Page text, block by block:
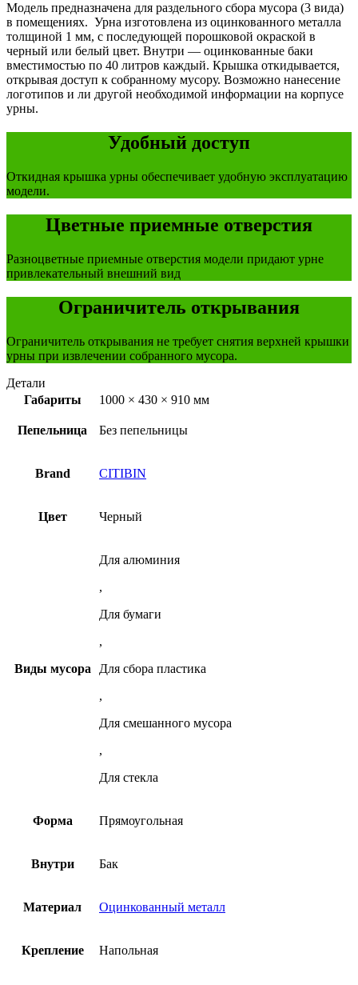
Модель предназначена для раздельного сбора мусора (3 вида)
в помещениях. Урна изготовлена из оцинкованного металла
толщиной 1 мм, с последующей порошковой окраской в
черный или белый цвет. Внутри — оцинкованные баки
вместимостью по 40 литров каждый. Крышка откидывается,
открывая доступ к собранному мусору. Возможно нанесение
логотипов и ли другой необходимой информации на корпусе
урны.
Удобный доступ
Откидная крышка урны обеспечивает удобную эксплуатацию
модели.
Цветные приемные отверстия
Разноцветные приемные отверстия модели придают урне
привлекательный внешний вид
Ограничитель открывания
Ограничитель открывания не требует снятия верхней крышки
урны при извлечении собранного мусора.
Детали
Габариты
1000 × 430 × 910 мм
Пепельница Без пепельницы
Brand CITIBIN
Цвет Черный
Виды мусора
Для алюминия
,
Для бумаги
,
Для сбора пластика
,
Для смешанного мусора
,
Для стекла
Форма Прямоугольная
Внутри Бак
Материал Оцинкованный металл
Крепление Напольная